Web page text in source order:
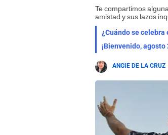
Te compartimos
amistad y sus lazos
¿Cuándo se celebra
ANGIE DE LA CRUZ